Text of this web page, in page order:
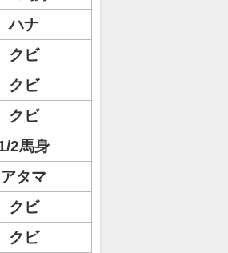
ハナ
クビ
クビ
クビ
2馬身
アタマ
クビ
クビ